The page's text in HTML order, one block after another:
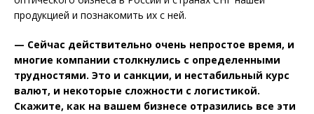
продукцией и познакомить их с ней.
— Сейчас действительно очень непростое время, и
многие компании столкнулись с определенными
трудностями. Это и санкции, и не­стабильный курс
валют, и некоторые сложности с логистикой.
Скажите, как на вашем бизнесе отразились все эти